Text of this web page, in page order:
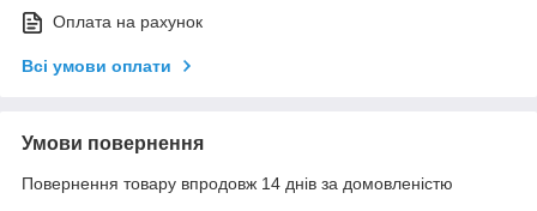
Оплата на рахунок
Всі умови оплати
Умови повернення
Повернення товару впродовж 14 днів за домовленістю